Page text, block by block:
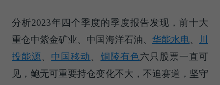
分析2023年四个季度的季度报告发现，前十大
重仓中紫金矿业、中国海洋石油、 华能水电、
川
投能源、 中国移动、 铜陵有色六只股票一直可
见，鲍无可重要持仓变化不大，不追赛道，坚守